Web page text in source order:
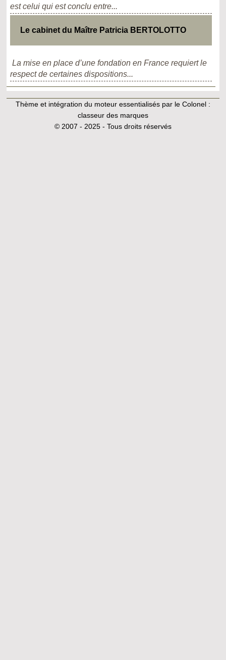
est celui qui est conclu entre...
Le cabinet du Maître Patricia BERTOLOTTO
La mise en place d’une fondation en France requiert le
respect de certaines dispositions...
Thème et intégration du moteur essentialisés par le Colonel :
classeur des marques
© 2007 - 2025 - Tous droits réservés